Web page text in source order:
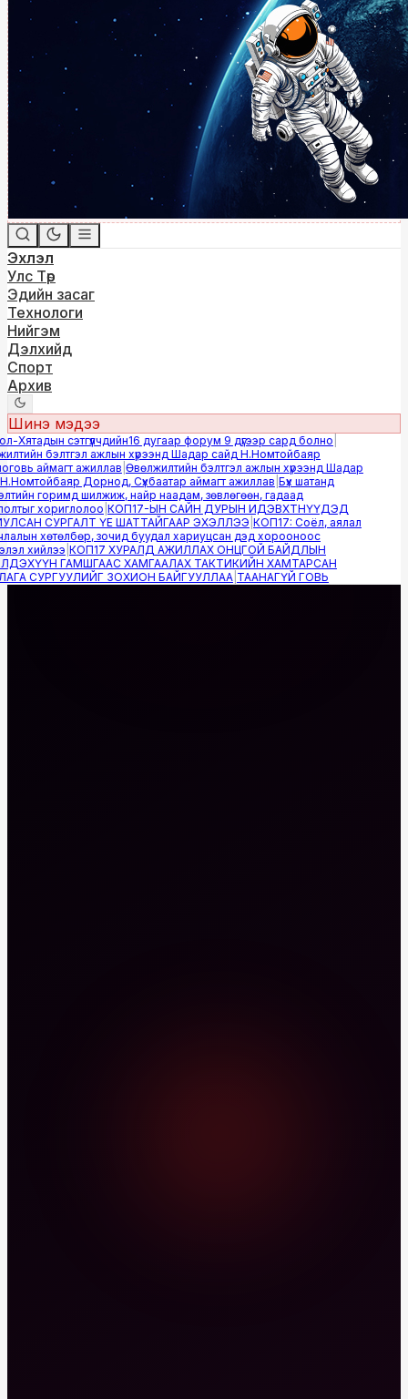
Эхлэл
Улс Төр
Эдийн засаг
Технологи
Нийгэм
Дэлхийд
Спорт
Архив
Шинэ мэдээ
сэтгүүлчдийн16 дугаар форум 9 дүгээр сард болно|
бэлтгэл ажлын хүрээнд Шадар сайд Н.Номтойбаяр
аймагт ажиллав|Өвөлжилтийн бэлтгэл ажлын хүрээнд Шадар
Дорнод, Сүхбаатар аймагт ажиллав|Бүх шатанд
горимд шилжиж, найр наадам, зөвлөгөөн, гадаад
хориглолоо|КОП17-ЫН САЙН ДУРЫН ИДЭВХТНҮҮДЭД
СУРГАЛТ ҮЕ ШАТТАЙГААР ЭХЭЛЛЭЭ|КОП17: Соёл, аялал
хөтөлбөр, зочид буудал хариуцсан дэд хорооноос
хийлээ|КОП17 ХУРАЛД АЖИЛЛАХ ОНЦГОЙ БАЙДЛЫН
ГАМШГААС ХАМГААЛАХ ТАКТИКИЙН ХАМТАРСАН
СУРГУУЛИЙГ ЗОХИОН БАЙГУУЛЛАА|ТААНАГҮЙ ГОВЬ